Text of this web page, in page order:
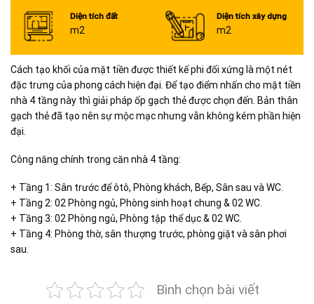
Diện tích đất
m2
Diện tích xây dựng
m2
Cách tạo khối của mặt tiền được thiết kế phi đối xứng là một nét
đặc trưng của phong cách hiện đại. Để tạo điểm nhấn cho mặt tiền
nhà 4 tầng này thì giải pháp ốp gạch thẻ được chọn đến. Bản thân
gạch thẻ đã tạo nên sự mộc mạc nhưng vẫn không kém phần hiện
đại.
Công năng chính trong căn nhà 4 tầng:
+ Tầng 1: Sân trước để ôtô, Phòng khách, Bếp, Sân sau và WC.
+ Tầng 2: 02 Phòng ngủ, Phòng sinh hoạt chung & 02 WC.
+ Tầng 3: 02 Phòng ngủ, Phòng tập thể dục & 02 WC.
+ Tầng 4: Phòng thờ, sân thượng trước, phòng giặt và sân phơi
sau.
Bình chọn bài viết